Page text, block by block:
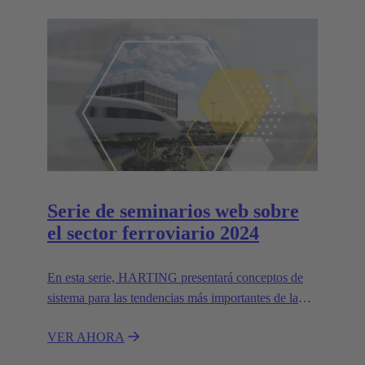
Serie de seminarios web sobre
el sector ferroviario 2024
En esta serie, HARTING presentará conceptos de
sistema para las tendencias más importantes de la
VER AHORA